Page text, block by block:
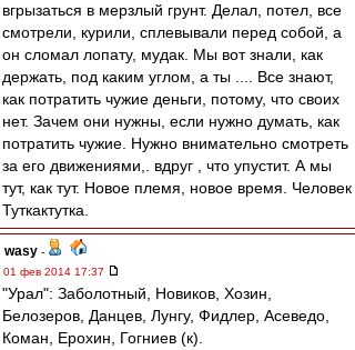
вгрызаться в мерзлый грунт. Делал, потел, все
смотрели, курили, сплевывали перед собой, а
он сломал лопату, мудак. Мы вот знали, как
держать, под каким углом, а ты .... Все знают,
как потратить чужие деньги, потому, что своих
нет. Зачем они нужны, если нужно думать, как
потратить чужие. Нужно внимательно смотреть
за его движениями,. вдруг , что упустит. А мы
тут, как тут. Новое племя, новое время. Человек
Туткактутка.
wasy -
01 фев 2014 17:37
"Урал": Заболотный, Новиков, Хозин,
Белозеров, Данцев, Лунгу, Фидлер, Асеведо,
Коман, Ерохин, Гогниев (к).